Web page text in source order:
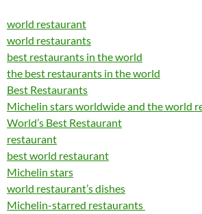
world restaurant
world restaurants
best restaurants in the world
the best restaurants in the world
Best Restaurants
Michelin stars worldwide and the world
World’s Best Restaurant
restaurant
best world restaurant
Michelin stars
world restaurant’s dishes
Michelin-starred restaurants